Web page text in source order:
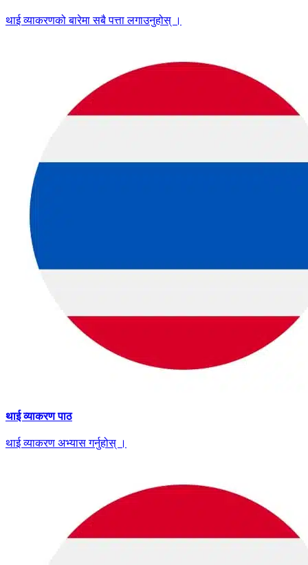
थाई व्याकरणको बारेमा सबै पत्ता लगाउनुहोस् ।
थाई व्याकरण पाठ
थाई व्याकरण अभ्यास गर्नुहोस् ।